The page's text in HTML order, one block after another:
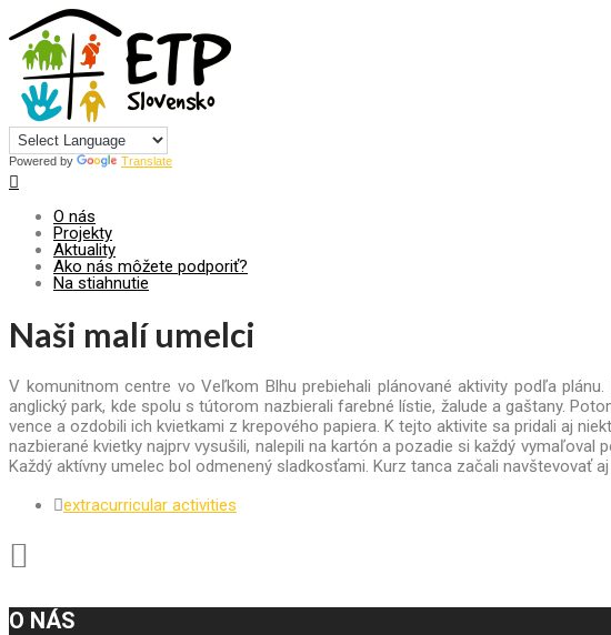
Powered by Translate
O nás
Projekty
Aktuality
Ako nás môžete podporiť?
Na stiahnutie
Naši malí umelci
V komunitnom centre vo Veľkom Blhu prebiehali plánované aktivity podľa plánu.
anglický park, kde spolu s tútorom nazbierali farebné lístie, žalude a gaštany.
vence a ozdobili ich kvietkami z krepového papiera. K tejto aktivite sa pridali aj
nazbierané kvietky najprv vysušili, nalepili na kartón a pozadie si každý
Každý aktívny umelec bol odmenený sladkosťami. Kurz tanca začali navštevovať
extracurricular activities
O NÁS